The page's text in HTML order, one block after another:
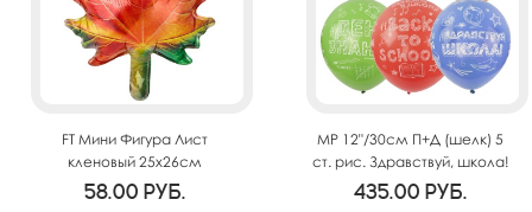
FT Мини Фигура Лист
кленовый 25х26см
58.00 руб.
MP 12"/30см П+Д (шелк) 5
ст. рис. Здравствуй, школа!
25шт
435.00 руб.